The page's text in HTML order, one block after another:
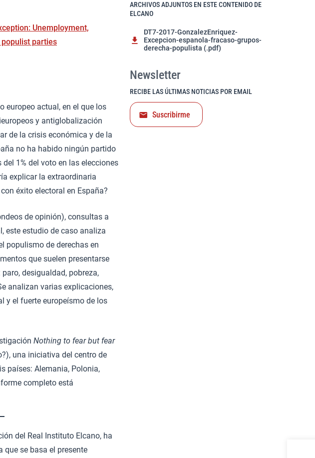
Unemployment,
parties
europeo actual, en el que los
y antiglobalización
de la crisis económica y de la
no ha habido ningún partido
1% del voto en las elecciones
explicar la extraordinaria
éxito electoral en España?
de opinión), consultas a
este estudio de caso analiza
populismo de derechas en
que suelen presentarse
desigualdad, pobreza,
analizan varias explicaciones,
y el fuerte europeísmo de los
Nothing to fear but fear
una iniciativa del centro de
países: Alemania, Polonia,
completo está
del Real Instituto Elcano, ha
que se basa el presente
ARCHIVOS ADJUNTOS EN ESTE CONTENIDO DE
ELCANO
DT7-2017-GonzalezEnriquez-
Excepcion-espanola-fracaso-grupos-
derecha-populista (.pdf)
Newsletter
RECIBE LAS ÚLTIMAS NOTICIAS POR EMAIL
Suscribirme